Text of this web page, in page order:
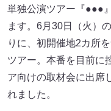
単独公演ツアー『●●●
ます。6月30日（火）
りに、初開催地2カ所
ツアー。本番を目前に
ア向けの取材会に出席
れました。